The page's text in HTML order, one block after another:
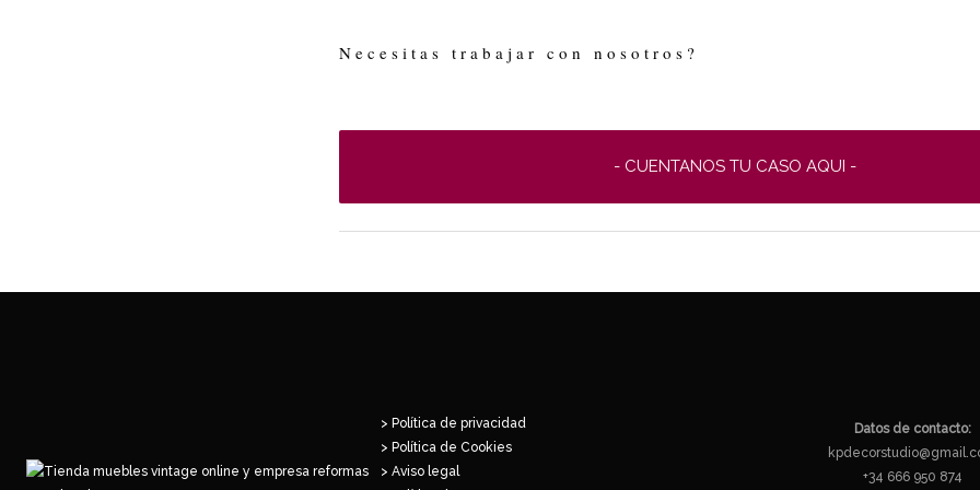
Necesitas trabajar con nosotros?
- CUENTANOS TU CASO AQUI -
> Política de privacidad
> Política de Cookies
> Aviso legal
Datos de contacto:
+34 666 950 874